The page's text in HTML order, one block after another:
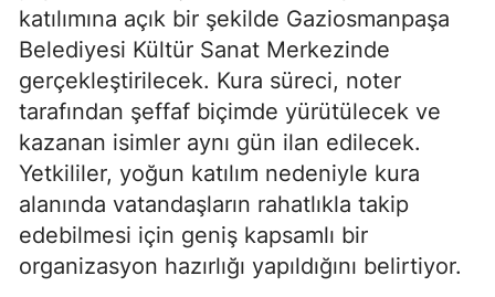
katılımına açık bir şekilde Gaziosmanpaşa
Belediyesi Kültür Sanat Merkezinde
gerçekleştirilecek. Kura süreci, noter
tarafından şeffaf biçimde yürütülecek ve
kazanan isimler aynı gün ilan edilecek.
Yetkililer, yoğun katılım nedeniyle kura
alanında vatandaşların rahatlıkla takip
edebilmesi için geniş kapsamlı bir
organizasyon hazırlığı yapıldığını belirtiyor.